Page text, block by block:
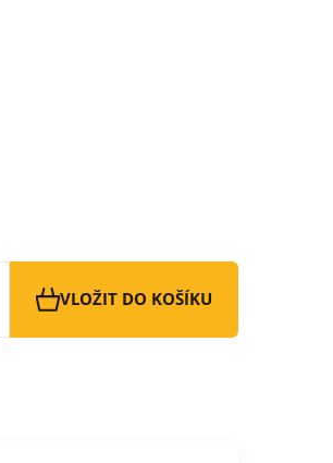
VLOŽIT DO KOŠÍKU